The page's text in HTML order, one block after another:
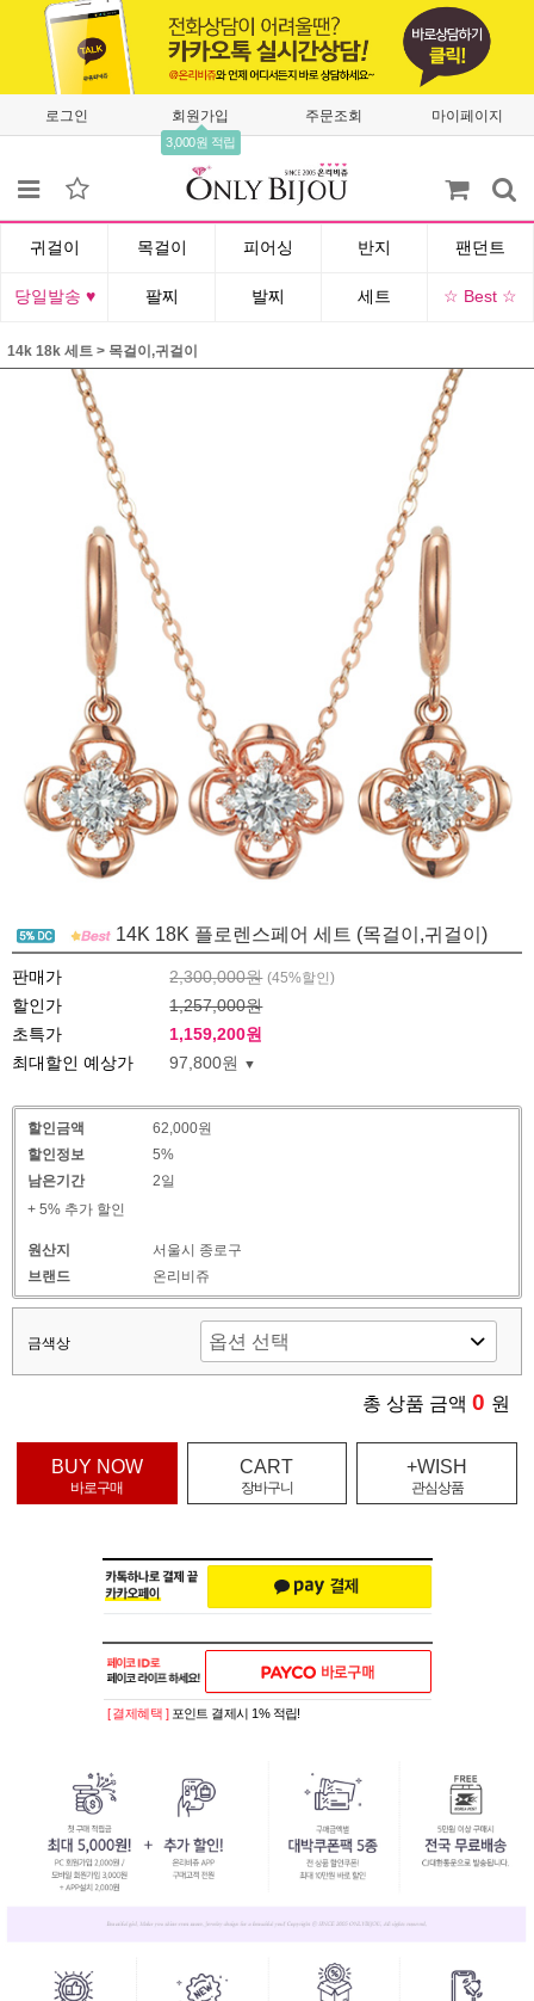
로그인 회원가입
3,000원 적립
주문조회 마이페이지
귀걸이 목걸이 피어싱 반지 팬던트
당일발송 ♥ 팔찌 발찌 세트 ☆ Best ☆
14k 18k 세트 > 목걸이,귀걸이
14K 18K 플로렌스페어 세트 (목걸이,귀걸이)
판매가 2,300,000원 (45%할인)
할인가
1,257,000원
초특가
1,159,200원
최대할인 예상가
97,800원
할인금액
62,000원
할인정보
5%
남은기간
2일
+ 5% 추가 할인
원산지
서울시 종로구
브랜드
온리비쥬
금색상
총 상품 금액 0 원
BUY NOW
바로구매
CART
장바구니
+WISH
관심상품
[ 결제혜택 ] 포인트 결제시 1% 적립!